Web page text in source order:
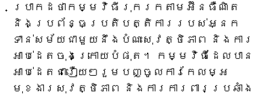
ប្រាកដថាកម្មវិធីរុករកតាមអ៊ីនធឺណិត
និងប្រព័ន្ធប្រតិបត្តិការរបស់អ្នក
ទាន់សម័យជាមួយនឹងបំណះសុវត្ថិភាព និងការ
អាប់ដេតចុងក្រោយបំផុត។ កម្មវិធីដែលបាន
អាប់ដេតជារឿយៗរួមបញ្ចូលការកែលម្អ
មុខងារសុវត្ថិភាព និងការការពារប្រឆាំង